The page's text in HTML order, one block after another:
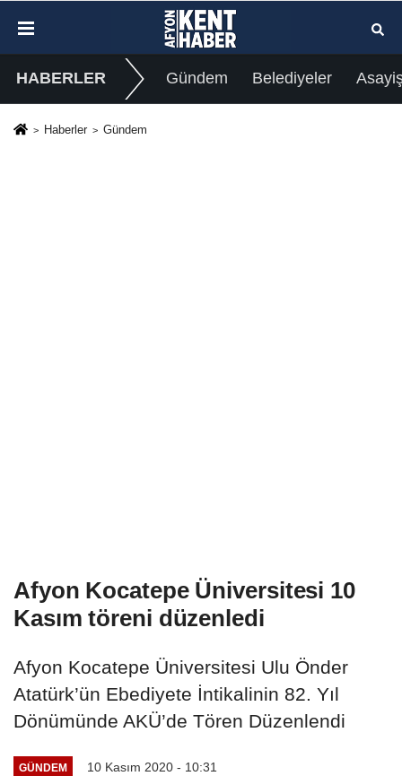
HABERLER Gündem Belediyeler
Haberler Gündem
Afyon Kocatepe Üniversitesi 10
Kasım töreni düzenledi
Afyon Kocatepe Üniversitesi Ulu Önder
Atatürk’ün Ebediyete İntikalinin 82. Yıl
Dönümünde AKÜ’de Tören Düzenlendi
GÜNDEM 10 Kasım 2020 - 10:31